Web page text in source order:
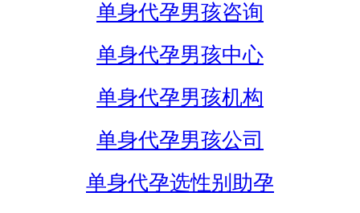
单身代孕男孩咨询
单身代孕男孩中心
单身代孕男孩机构
单身代孕男孩公司
单身代孕选性别助孕